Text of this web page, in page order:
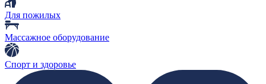
Для пожилых
Массажное оборудование
Спорт и здоровье